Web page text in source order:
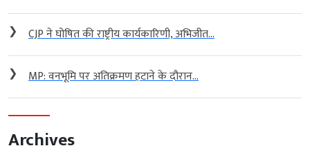
❯ CJP ने घोषित की राष्ट्रीय कार्यकारिणी, अभिजीत...
❯ MP: वनभूमि पर अतिक्रमण हटाने के दौरान...
Archives